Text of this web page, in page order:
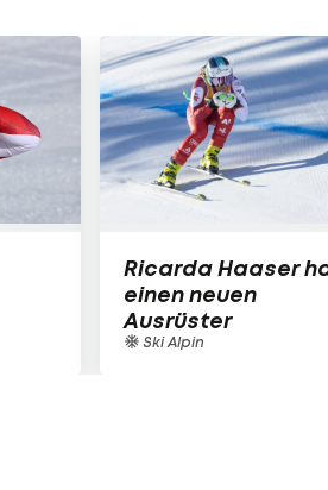
Ricarda Haaser
einen neuen
Ausrüster
Ski Alpin